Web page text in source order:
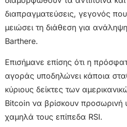
διαπραγματεύσεις, γεγονός
μειώσει τη διάθεση για
Barthere.
Επισήμανε επίσης ότι η
αγοράς υποδηλώνει κάποια
κύριους δείκτες των
Bitcoin να βρίσκουν προσωρινή
χαμηλά τους επίπεδα RSI.